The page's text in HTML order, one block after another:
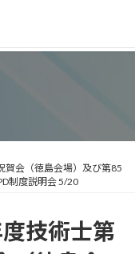
賀会（徳島会場）及び第85
制度説明会 5/20
技術士第